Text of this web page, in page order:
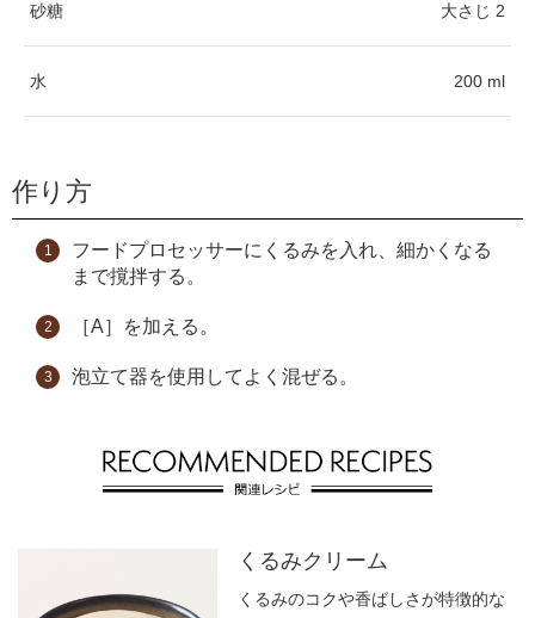
砂糖 大さじ 2
水 200 ml
作り方
フードプロセッサーにくるみを入れ、細かくなる
まで撹拌する。
［A］を加える。
泡立て器を使用してよく混ぜる。
くるみクリーム
くるみのコクや香ばしさが特徴的な